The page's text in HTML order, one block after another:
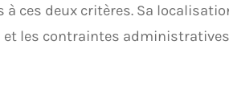
ces deux critères. Sa
et les contraintes administratives